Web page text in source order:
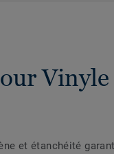
Vinyle
et étanchéité